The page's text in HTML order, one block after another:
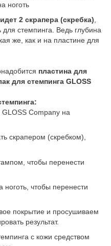
ноготь
2 скрапера (скребка)
стемпинга. Ведь глубина
же, как и на пластине для
пластина для
для стемпинга GLOSS
Company на
скрапером (скребком),
чтобы перенести
чтобы перенести
покрытие и просушиваем
результат.
с кожи средством